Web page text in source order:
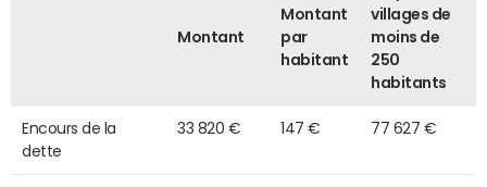
Montant
Montant
par
habitant
villages de
moins de
250
habitants
Encours de la
dette
33 820 € 147 € 77 627 €